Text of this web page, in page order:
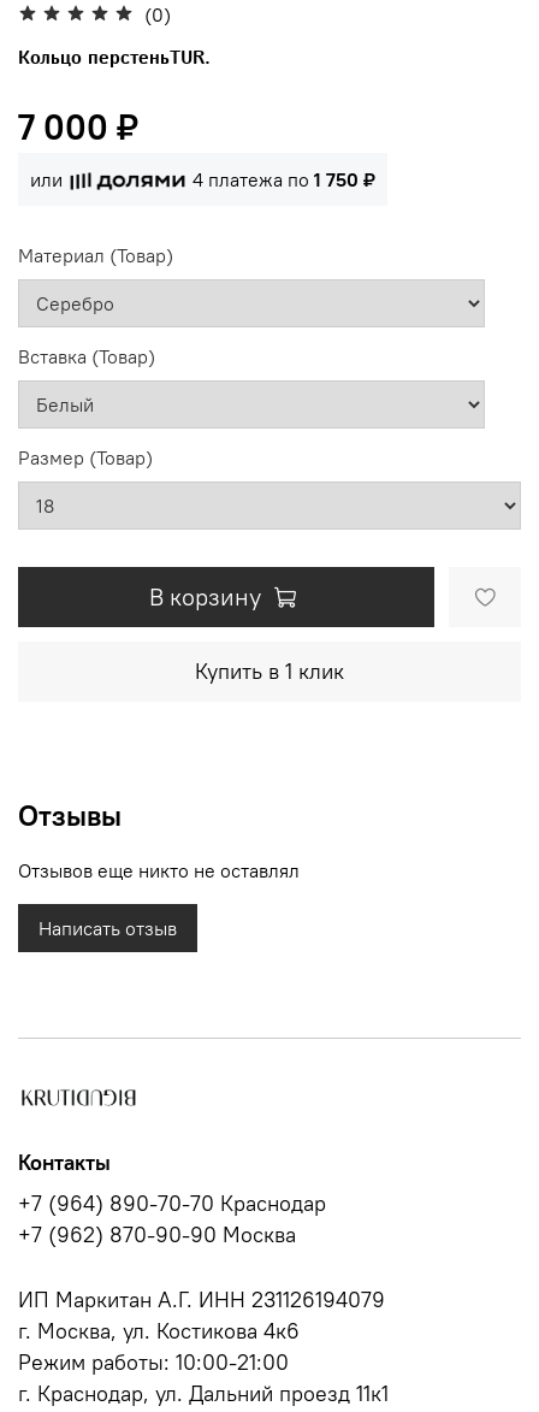
(0)
Кольцо перстеньTUR.
7 000 ₽
или 4 платежа по 1 750 ₽
Материал (Товар)
Вставка (Товар)
Размер (Товар)
В корзину
Купить в 1 клик
Отзывы
Отзывов еще никто не оставлял
Написать отзыв
Контакты
+7 (964) 890-70-70 Краснодар
+7 (962) 870-90-90 Москва
ИП Маркитан А.Г. ИНН 231126194079
г. Москва, ул. Костикова 4к6
Режим работы: 10:00-21:00
г. Краснодар, ул. Дальний проезд 11к1